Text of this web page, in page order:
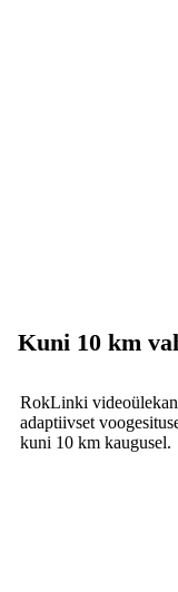
Kuni 10 km
RokLinki
adaptiivset
kuni 10 km kaugusel.